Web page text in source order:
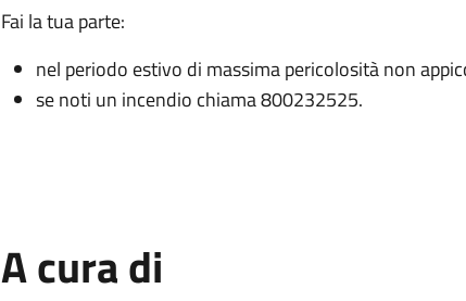
Fai la tua parte:
nel periodo estivo di massima pericolosità non
se noti un incendio chiama 800232525.
A cura di